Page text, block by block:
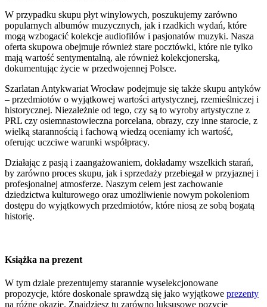
W przypadku skupu płyt winylowych, poszukujemy zarówno
popularnych albumów muzycznych, jak i rzadkich wydań, które
mogą wzbogacić kolekcje audiofilów i pasjonatów muzyki. Nasza
oferta skupowa obejmuje również stare pocztówki, które nie tylko
mają wartość sentymentalną, ale również kolekcjonerską,
dokumentując życie w przedwojennej Polsce.
Szarlatan Antykwariat Wrocław podejmuje się także skupu antyków
– przedmiotów o wyjątkowej wartości artystycznej, rzemieślniczej i
historycznej. Niezależnie od tego, czy są to wyroby artystyczne z
PRL czy osiemnastowieczna porcelana, obrazy, czy inne starocie, z
wielką starannością i fachową wiedzą oceniamy ich wartość,
oferując uczciwe warunki współpracy.
Działając z pasją i zaangażowaniem, dokładamy wszelkich starań,
by zarówno proces skupu, jak i sprzedaży przebiegał w przyjaznej i
profesjonalnej atmosferze. Naszym celem jest zachowanie
dziedzictwa kulturowego oraz umożliwienie nowym pokoleniom
dostępu do wyjątkowych przedmiotów, które niosą ze sobą bogatą
historię.
Książka na prezent
W tym dziale prezentujemy starannie wyselekcjonowane
propozycje, które doskonale sprawdzą się jako wyjątkowe prezenty
na różne okazje. Znajdziesz tu zarówno luksusowe pozycje